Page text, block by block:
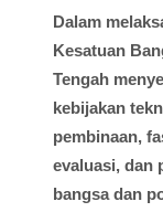
Dalam
Kesatuan
Tengah
kebijakan
pembinaan,
evaluasi, dan
bangsa dan